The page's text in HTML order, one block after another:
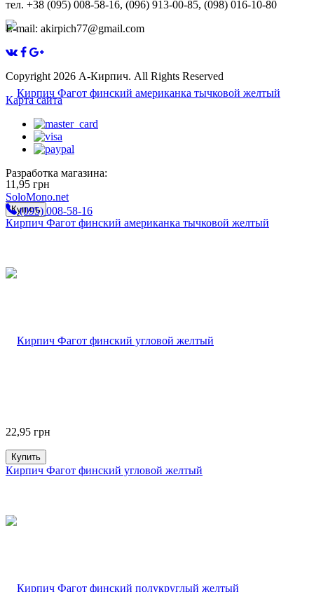
11,95 грн
Купить
Кирпич Фагот финский американка тычковой желтый
22,95 грн
Купить
Кирпич Фагот финский угловой желтый
тел. +38 (095) 008-58-16, (096) 913-00-85, (098) 016-10-80
E-mail: akirpich77@gmail.com
Copyright 2026 А-Кирпич. All Rights Reserved
Карта сайта
Разработка магазина:
SoloMono.net
(095) 008-58-16